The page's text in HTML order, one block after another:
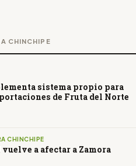
CHINCHIPE
sistema propio para
de Fruta del Norte
CHINCHIPE
vuelve a afectar a Zamora